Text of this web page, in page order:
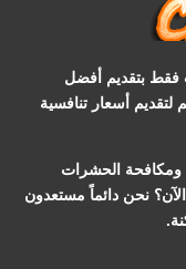
فقط بتقديم أفضل
لتقديم أسعار تنافسية
ومكافحة الحشرات
نحن دائماً مستعدون